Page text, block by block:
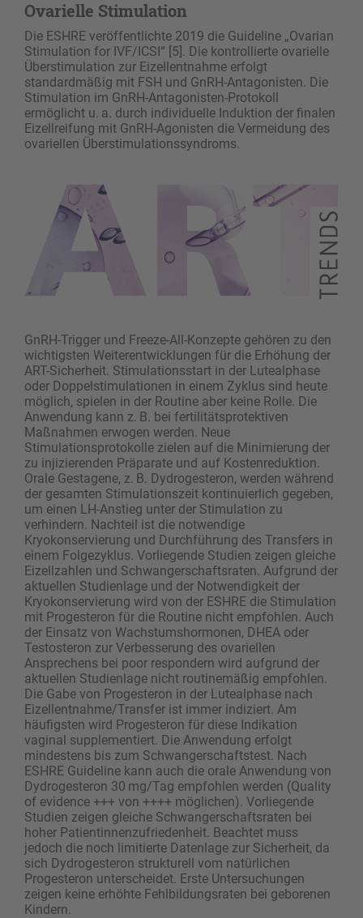
Ovarielle Stimulation
Die ESHRE veröffentlichte 2019 die Guideline „Ovarian
Stimulation for IVF/ICSI“ [5]. Die kontrollierte ovarielle
Überstimulation zur Eizellentnahme erfolgt
standardmäßig mit FSH und GnRH-Antagonisten. Die
Stimulation im GnRH-Antagonisten-Protokoll
ermöglicht u. a. durch individuelle Induktion der finalen
Eizellreifung mit GnRH-Agonisten die Vermeidung des
ovariellen Überstimulationssyndroms.
GnRH-Trigger und Freeze-All-Konzepte gehören zu den
wichtigsten Weiterentwicklungen für die Erhöhung der
ART-Sicherheit. Stimulationsstart in der Lutealphase
oder Doppelstimulationen in einem Zyklus sind heute
möglich, spielen in der Routine aber keine Rolle. Die
Anwendung kann z. B. bei fertilitätsprotektiven
Maßnahmen erwogen werden. Neue
Stimulationsprotokolle zielen auf die Minimierung der
zu injizierenden Präparate und auf Kostenreduktion.
Orale Gestagene, z. B. Dydrogesteron, werden während
der gesamten Stimulationszeit kontinuierlich gegeben,
um einen LH-Anstieg unter der Stimulation zu
verhindern. Nachteil ist die notwendige
Kryokonservierung und Durchführung des Transfers in
einem Folgezyklus. Vorliegende Studien zeigen gleiche
Eizellzahlen und Schwangerschaftsraten. Aufgrund der
aktuellen Studienlage und der Notwendigkeit der
Kryokonservierung wird von der ESHRE die Stimulation
mit Progesteron für die Routine nicht empfohlen. Auch
der Einsatz von Wachstumshormonen, DHEA oder
Testosteron zur Verbesserung des ovariellen
Ansprechens bei poor respondern wird aufgrund der
aktuellen Studienlage nicht routinemäßig empfohlen.
Die Gabe von Progesteron in der Lutealphase nach
Eizellentnahme/Transfer ist immer indiziert. Am
häufigsten wird Progesteron für diese Indikation
vaginal supplementiert. Die Anwendung erfolgt
mindestens bis zum Schwangerschaftstest. Nach
ESHRE Guideline kann auch die orale Anwendung von
Dydrogesteron 30 mg/Tag empfohlen werden (Quality
of evidence +++ von ++++ möglichen). Vorliegende
Studien zeigen gleiche Schwangerschaftsraten bei
hoher Patientinnenzufriedenheit. Beachtet muss
jedoch die noch limitierte Datenlage zur Sicherheit, da
sich Dydro­gesteron strukturell vom natürlichen
Progesteron unterscheidet. Erste Untersuchungen
zeigen keine erhöhte Fehlbildungsraten bei geborenen
Kindern.